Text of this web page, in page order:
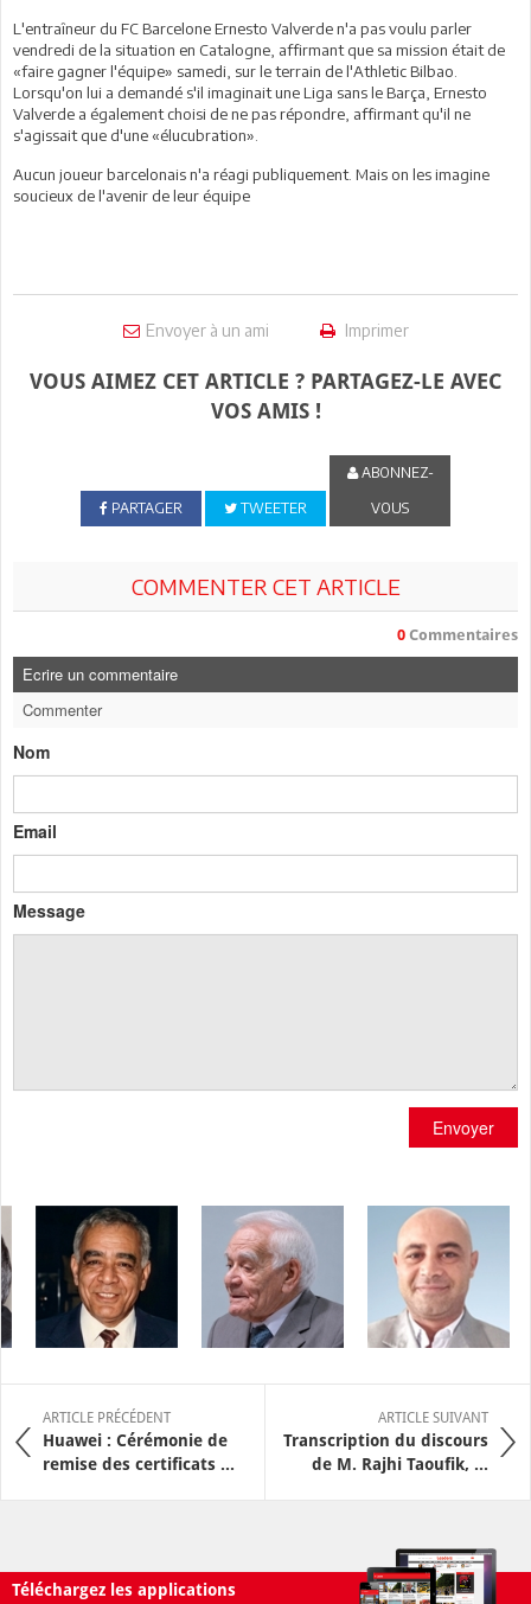
L'entraîneur du FC Barcelone Ernesto Valverde n'a pas voulu parler
vendredi de la situation en Catalogne, affirmant que sa mission était de
«faire gagner l'équipe» samedi, sur le terrain de l'Athletic Bilbao.
Lorsqu'on lui a demandé s'il imaginait une Liga sans le Barça, Ernesto
Valverde a également choisi de ne pas répondre, affirmant qu'il ne
s'agissait que d'une «élucubration».
Aucun joueur barcelonais n'a réagi publiquement. Mais on les imagine
soucieux de l'avenir de leur équipe
Envoyer à un ami Imprimer
VOUS AIMEZ CET ARTICLE ? PARTAGEZ-LE AVEC
VOS AMIS !
PARTAGER TWEETER
ABONNEZ-
VOUS
COMMENTER CET ARTICLE
0 Commentaires
Ecrire un commentaire
Commenter
Nom
Email
Message
Envoyer
ARTICLE PRÉCÉDENT
Huawei : Cérémonie de
remise des certificats ...
ARTICLE SUIVANT
Transcription du discours
de M. Rajhi Taoufik, ...
Téléchargez les applications